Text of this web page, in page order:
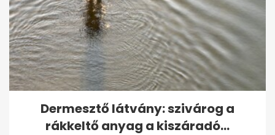
Karácsony: Az olimpiához új
alapokra kell helyezni
Budapest és a...
Dermesztő látvány: szivárog a
rákkeltő anyag a kiszáradó...